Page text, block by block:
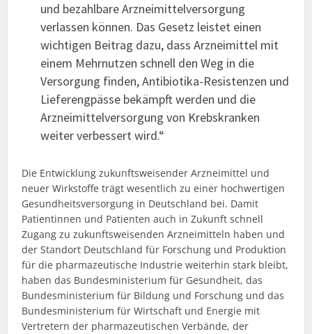
und bezahlbare Arzneimittelversorgung
verlassen können. Das Gesetz leistet einen
wichtigen Beitrag dazu, dass Arzneimittel mit
einem Mehrnutzen schnell den Weg in die
Versorgung finden, Antibiotika-Resistenzen und
Lieferengpässe bekämpft werden und die
Arzneimittelversorgung von Krebskranken
weiter verbessert wird.“
Die Entwicklung zukunftsweisender Arzneimittel und
neuer Wirkstoffe trägt wesentlich zu einer hochwertigen
Gesundheitsversorgung in Deutschland bei. Damit
Patientinnen und Patienten auch in Zukunft schnell
Zugang zu zukunftsweisenden Arzneimitteln haben und
der Standort Deutschland für Forschung und Produktion
für die pharmazeutische Industrie weiterhin stark bleibt,
haben das Bundesministerium für Gesundheit, das
Bundesministerium für Bildung und Forschung und das
Bundesministerium für Wirtschaft und Energie mit
Vertretern der pharmazeutischen Verbände, der